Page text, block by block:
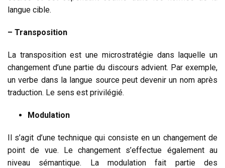
langue cible.
– Transposition
La transposition est une microstratégie dans laquelle un
changement d’une partie du discours advient. Par exemple,
un verbe dans la langue source peut devenir un nom après
traduction. Le sens est privilégié.
Modulation
Il s’agit d’une technique qui consiste en un changement de
point de vue. Le changement s’effectue également au
niveau sémantique. La modulation fait partie des